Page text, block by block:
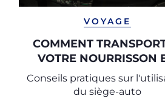
VOYAGE
COMMENT
VOTRE NOURRISSON
VOITURE
Conseils pratiques sur
du siège-auto